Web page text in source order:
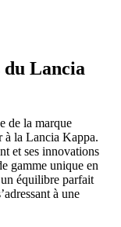
Lancia
de la marque
à la Lancia Kappa.
et ses innovations
gamme unique en
équilibre parfait
à une